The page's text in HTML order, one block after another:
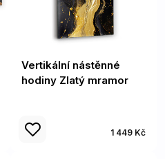
Vertikální nástěnné
hodiny Zlatý mramor
1 449 Kč